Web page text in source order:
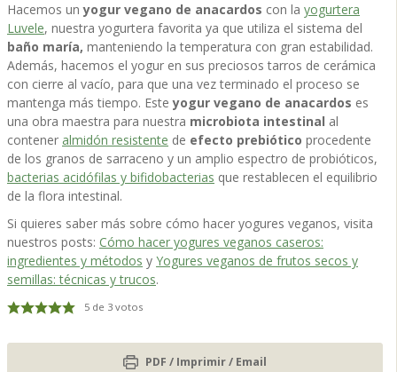
Hacemos unyogur vegano de anacardos con la yogurtera
Luvele, nuestra yogurtera favorita ya que utiliza el sistema del
baño maría, manteniendo la temperatura con gran estabilidad.
Además, hacemos el yogur en sus preciosos tarros de cerámica
con cierre al vacío, para que una vez terminado el proceso se
mantenga más tiempo. Esteyogur vegano de anacardos es
una obra maestra para nuestra microbiota intestinal al
contener almidón resistente de efecto prebiótico procedente
de los granos de sarraceno y un amplio espectro de probióticos,
bacterias acidófilas y bifidobacterias que restablecen el equilibrio
de la flora intestinal.
Si quieres saber más sobre cómo hacer yogures veganos, visita
nuestros posts: Cómo hacer yogures veganos caseros:
ingredientes y métodos y Yogures veganos de frutos secos y
semillas: técnicas y trucos.
5de 3votos
PDF / Imprimir / Email